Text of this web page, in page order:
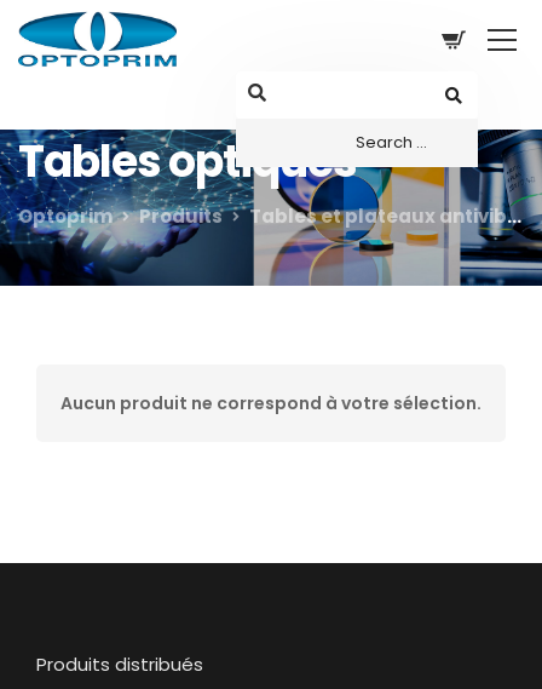
Tables optiques
Optoprim Produits Tables et plateaux antivibratoires
Aucun produit ne correspond à votre sélection.
Produits distribués